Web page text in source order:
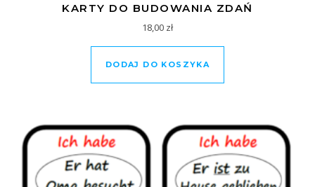
KARTY DO BUDOWANIA ZDAŃ
18,00 zł
DODAJ DO KOSZYKA